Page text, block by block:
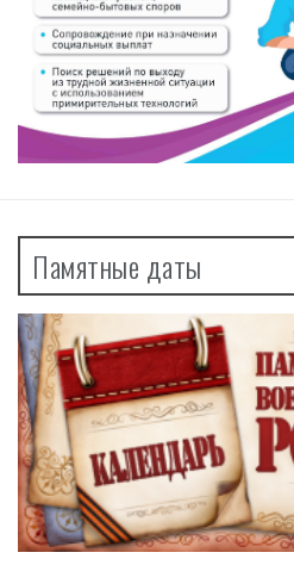
Памятные даты